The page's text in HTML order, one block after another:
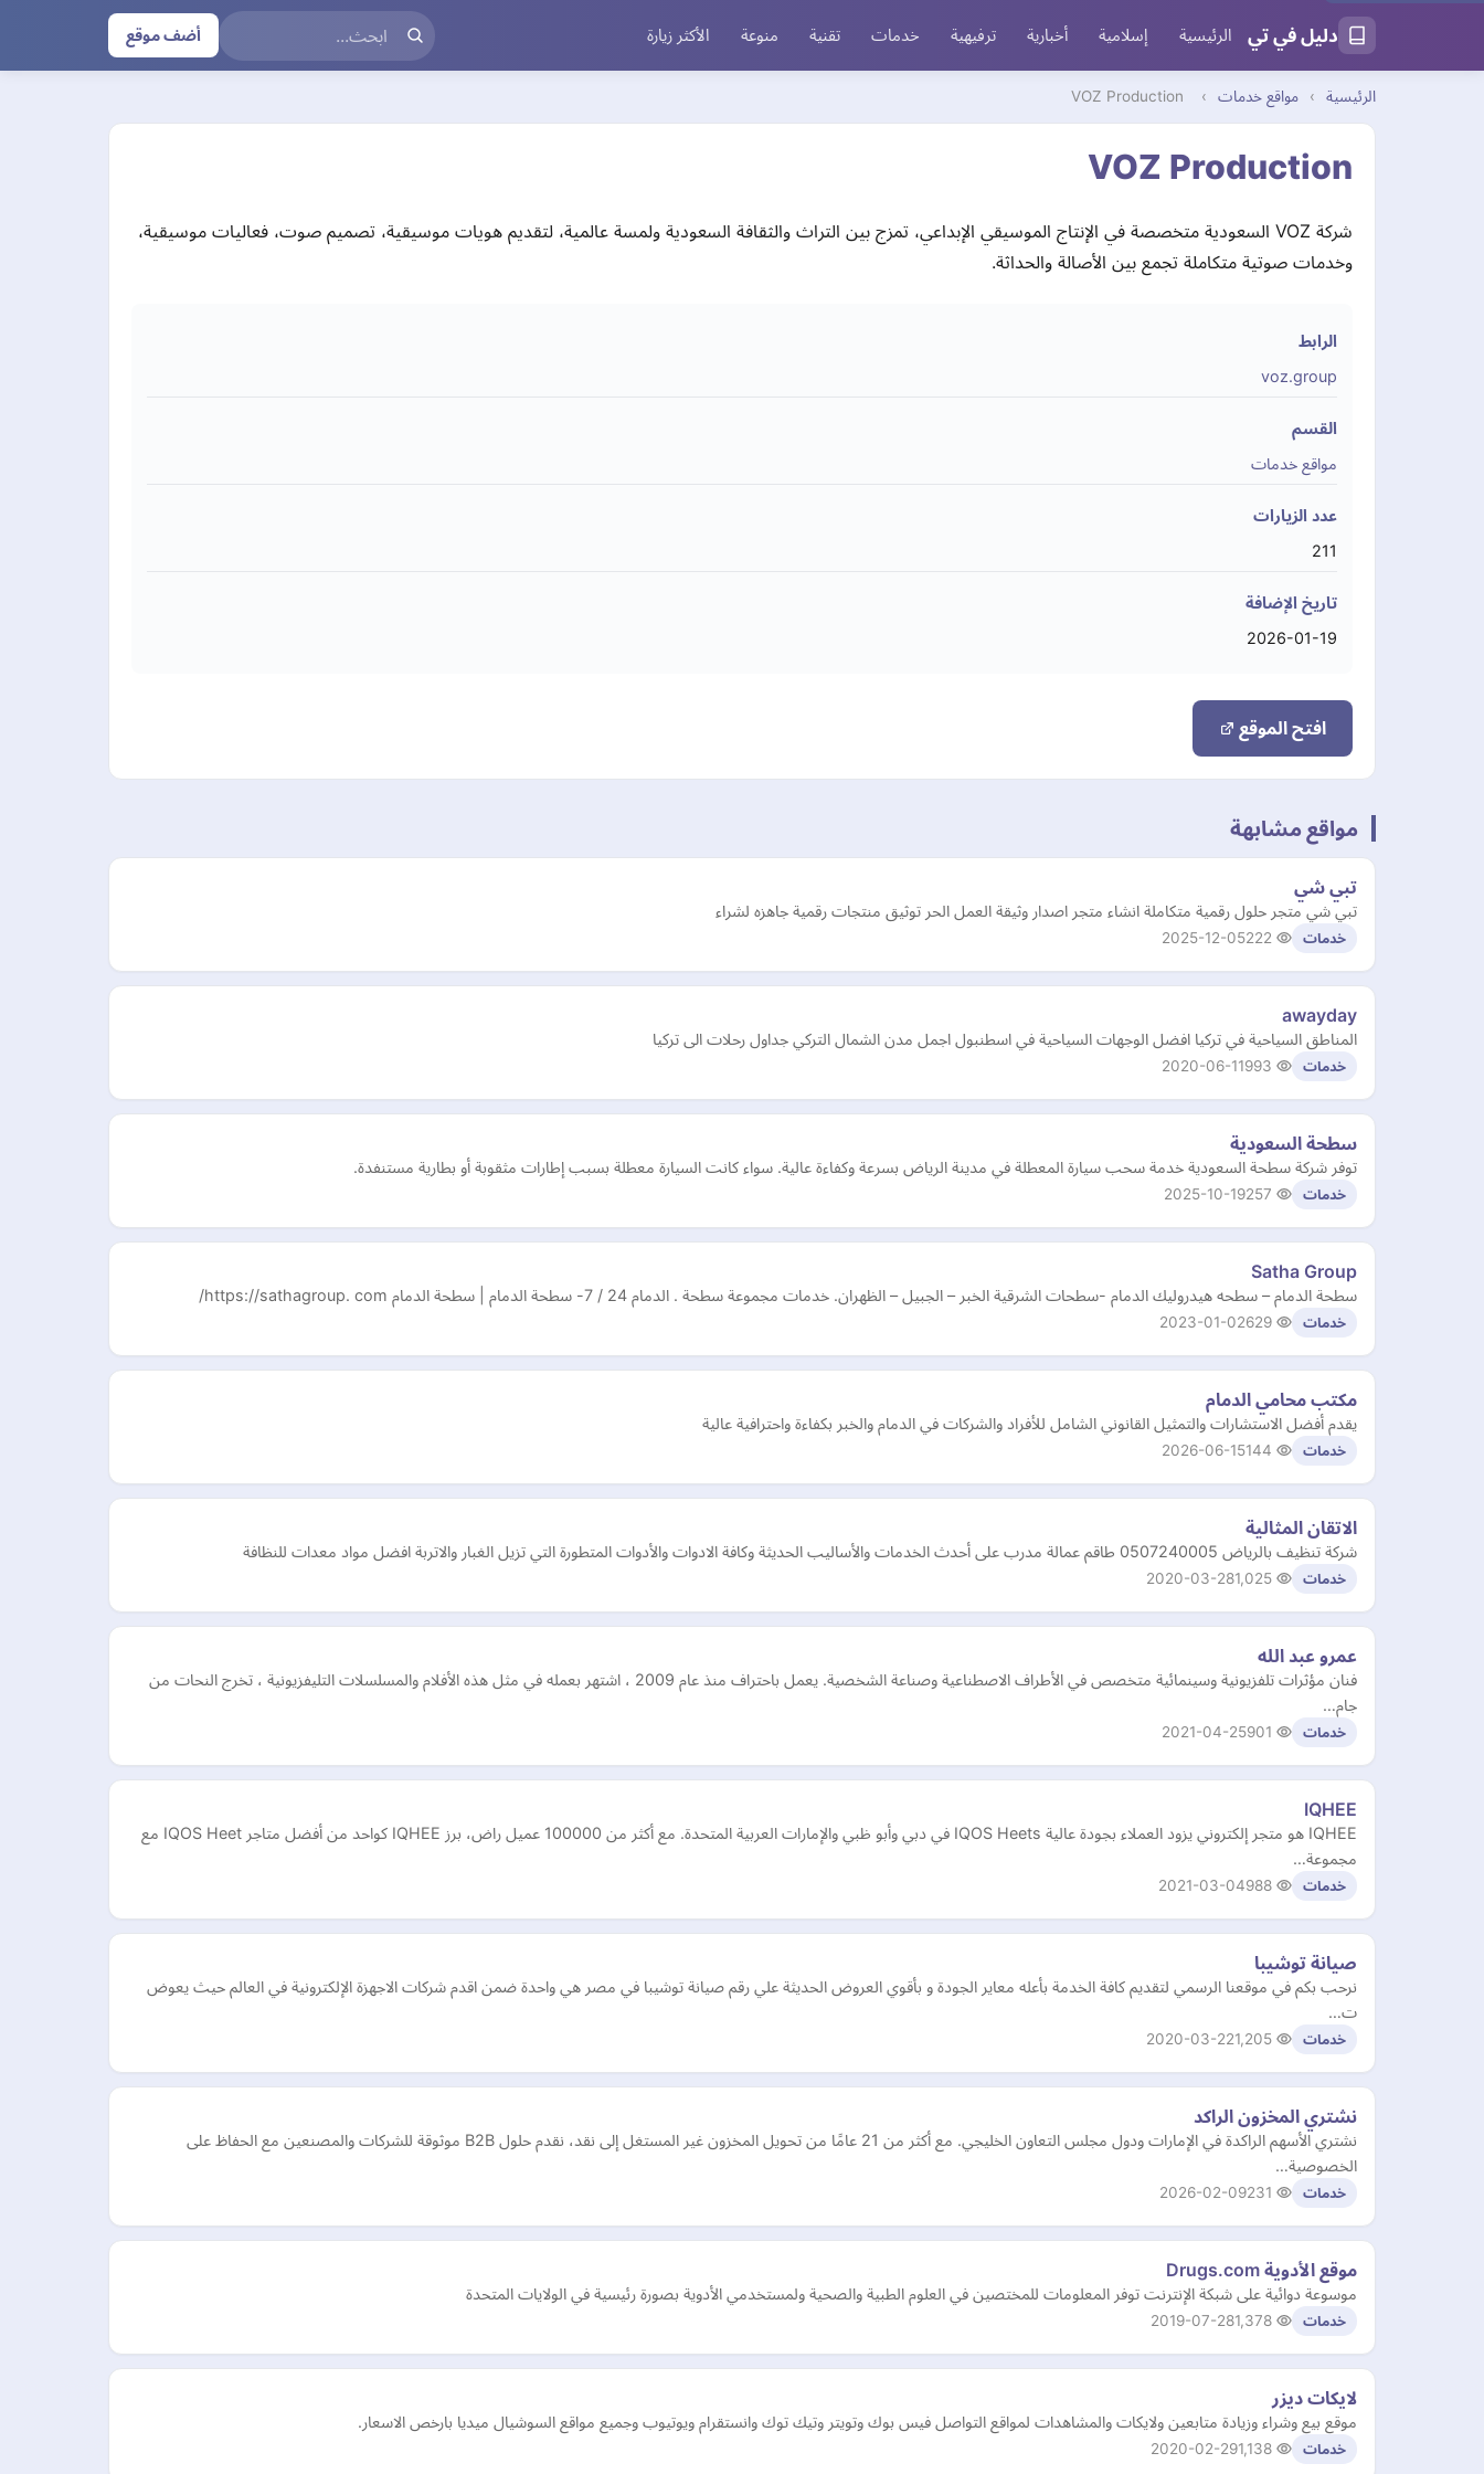
دليل في تي الرئيسية إسلامية أخبارية ترفيهية خدمات تقنية منوعة الأكثر زيارة أضف موقع
الرئيسية › مواقع خدمات ›
VOZ Production
VOZ Production
شركة VOZ السعودية متخصصة في الإنتاج الموسيقي الإبداعي، تمزج بين التراث والثقافة السعودية ولمسة عالمية، لتقديم هويات موسيقية، تصميم صوت، فعاليات موسيقية،
وخدمات صوتية متكاملة تجمع بين الأصالة والحداثة.
الرابط
voz.group
القسم
مواقع خدمات
عدد الزيارات
211
تاريخ الإضافة
2026-01-19
افتح الموقع
مواقع مشابهة
تبي شي
تبي شي متجر حلول رقمية متكاملة انشاء متجر اصدار وثيقة العمل الحر توثيق منتجات رقمية جاهزه لشراء
خدمات 2025-12-05
awayday
المناطق السياحية في تركيا افضل الوجهات السياحية في اسطنبول اجمل مدن الشمال التركي جداول رحلات الى تركيا
خدمات 2020-06-11
سطحة السعودية
توفر شركة سطحة السعودية خدمة سحب سيارة المعطلة في مدينة الرياض بسرعة وكفاءة عالية. سواء كانت السيارة معطلة بسبب إطارات مثقوبة أو بطارية مستنفدة.
خدمات 2025-10-19
Satha Group
سطحة الدمام – سطحه هيدروليك الدمام -سطحات الشرقية الخبر – الجبيل – الظهران. خدمات مجموعة سطحة . الدمام 24 / 7- سطحة الدمام | سطحة الدمام https://sathagroup. com/
خدمات 2023-01-02
مكتب محامي الدمام
يقدم أفضل الاستشارات والتمثيل القانوني الشامل للأفراد والشركات في الدمام والخبر بكفاءة واحترافية عالية
خدمات 2026-06-15
الاتقان المثالية
شركة تنظيف بالرياض 0507240005 طاقم عمالة مدرب على أحدث الخدمات والأساليب الحديثة وكافة الادوات والأدوات المتطورة التي تزيل الغبار والاتربة افضل مواد معدات للنظافة
خدمات 2020-03-28
عمرو عبد الله
فنان مؤثرات تلفزيونية وسينمائية متخصص في الأطراف الاصطناعية وصناعة الشخصية. يعمل باحتراف منذ عام 2009 ، اشتهر بعمله في مثل هذه الأفلام والمسلسلات التليفزيونية ، تخرج النحات من
جام…
خدمات 2021-04-25
IQHEE
IQHEE هو متجر إلكتروني يزود العملاء بجودة عالية IQOS Heets في دبي وأبو ظبي والإمارات العربية المتحدة. مع أكثر من 100000 عميل راض، برز IQHEE كواحد من أفضل متاجر IQOS Heet مع
مجموعة…
خدمات 2021-03-04
صيانة توشيبا
نرحب بكم في موقعنا الرسمي لتقديم كافة الخدمة بأعله معاير الجودة و بأقوي العروض الحديثة علي رقم صيانة توشيبا في مصر هي واحدة ضمن اقدم شركات الاجهزة الإلكترونية في العالم حيث يعوض
ت…
خدمات 2020-03-22
نشتري المخزون الراكد
نشتري الأسهم الراكدة في الإمارات ودول مجلس التعاون الخليجي. مع أكثر من 21 عامًا من تحويل المخزون غير المستغل إلى نقد، نقدم حلول B2B موثوقة للشركات والمصنعين مع الحفاظ على
الخصوصية…
خدمات 2026-02-09
موقع الأدوية Drugs.com
موسوعة دوائية على شبكة الإنترنت توفر المعلومات للمختصين في العلوم الطبية والصحية ولمستخدمي الأدوية بصورة رئيسية في الولايات المتحدة
خدمات 2019-07-28
لايكات ديزر
موقع بيع وشراء وزيادة متابعين ولايكات والمشاهدات لمواقع التواصل فيس بوك وتويتر وتيك توك وانستقرام ويوتيوب وجميع مواقع السوشيال ميديا بارخص الاسعار.
خدمات 2020-02-29